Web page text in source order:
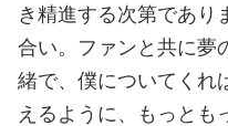
き精進する次第であり
合い。ファンと共に夢
緒で、僕についてくれ
えるように、もっとも